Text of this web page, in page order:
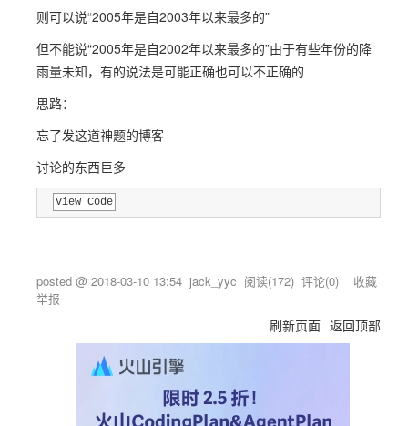
则可以说“2005年是自2003年以来最多的”
但不能说“2005年是自2002年以来最多的”由于有些年份的降
雨量未知，有的说法是可能正确也可以不正确的
思路：
忘了发这道神题的博客
讨论的东西巨多
View Code
posted @ 2018-03-10 13:54 jack_yyc 阅读(172) 评论(0) 收藏
举报
刷新页面 返回顶部